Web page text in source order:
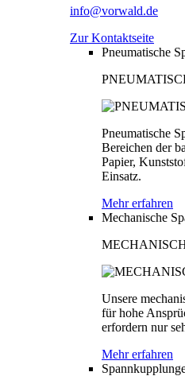
info@vorwald.de
Zur Kontaktseite
Pneumatische
Pneumatische
Bereichen der
Papier,
Einsatz.
Mehr erfahren
Mechanische
Unsere
für hohe
erfordern nur
Mehr erfahren